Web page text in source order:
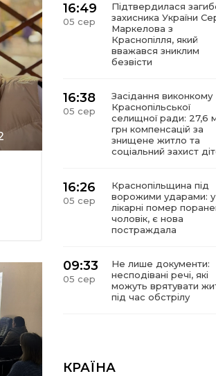
16:49
05 сер
Підтвердилася
захисника України
Маркелова з
Краснопілля, який
вважався зниклим
безвісти
16:38
05 сер
Засідання виконкому
Краснопільської
селищної ради: 27,6
грн компенсацій за
знищене житло та
соціальний захист
16:26
05 сер
Краснопільщина під
ворожими ударами: у
лікарні помер
чоловік, є нова
постраждала
09:33
05 сер
Не лише документи:
несподівані речі, які
можуть врятувати
під час обстрілу
КРАЇНА